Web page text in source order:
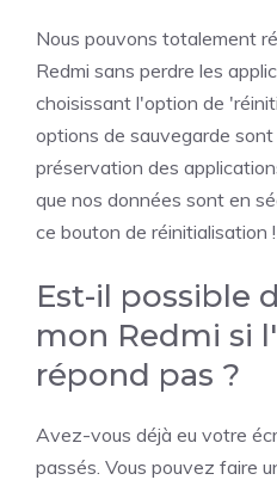
Nous pouvons totalement
Redmi sans perdre les
choisissant l'option de
options de sauvegarde
préservation des
que nos données sont en
ce bouton de réinitialisation !
Est-il possible
mon Redmi si
répond pas ?
Avez-vous déjà eu votre
passés. Vous pouvez faire